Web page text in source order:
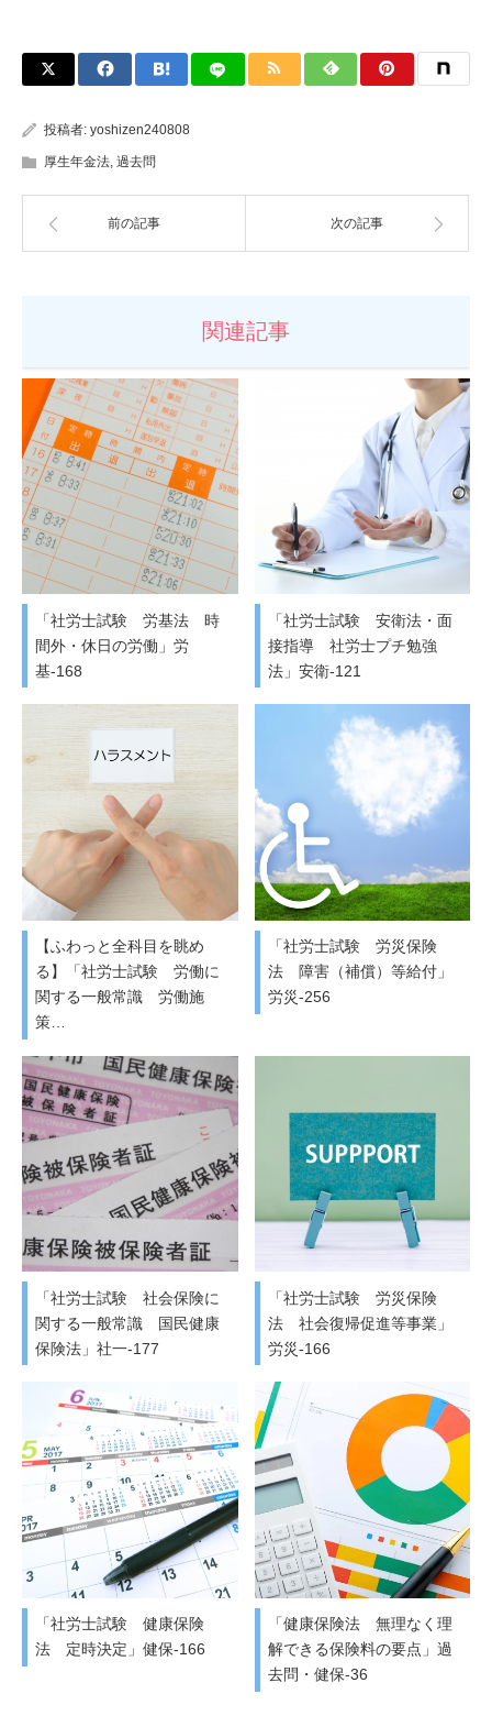
投稿者: yoshizen240808
厚生年金法, 過去問
前の記事 次の記事
関連記事
「社労士試験 労基法 時
間外・休日の労働」労
基-168
「社労士試験 安衛法・面
接指導 社労士プチ勉強
法」安衛-121
【ふわっと全科目を眺め
る】「社労士試験 労働に
関する一般常識 労働施
策…
「社労士試験 労災保険
法 障害（補償）等給付」
労災-256
「社労士試験 社会保険に
関する一般常識 国民健康
保険法」社一-177
「社労士試験 労災保険
法 社会復帰促進等事業」
労災-166
「社労士試験 健康保険
法 定時決定」健保-166
「健康保険法 無理なく理
解できる保険料の要点」過
去問・健保-36